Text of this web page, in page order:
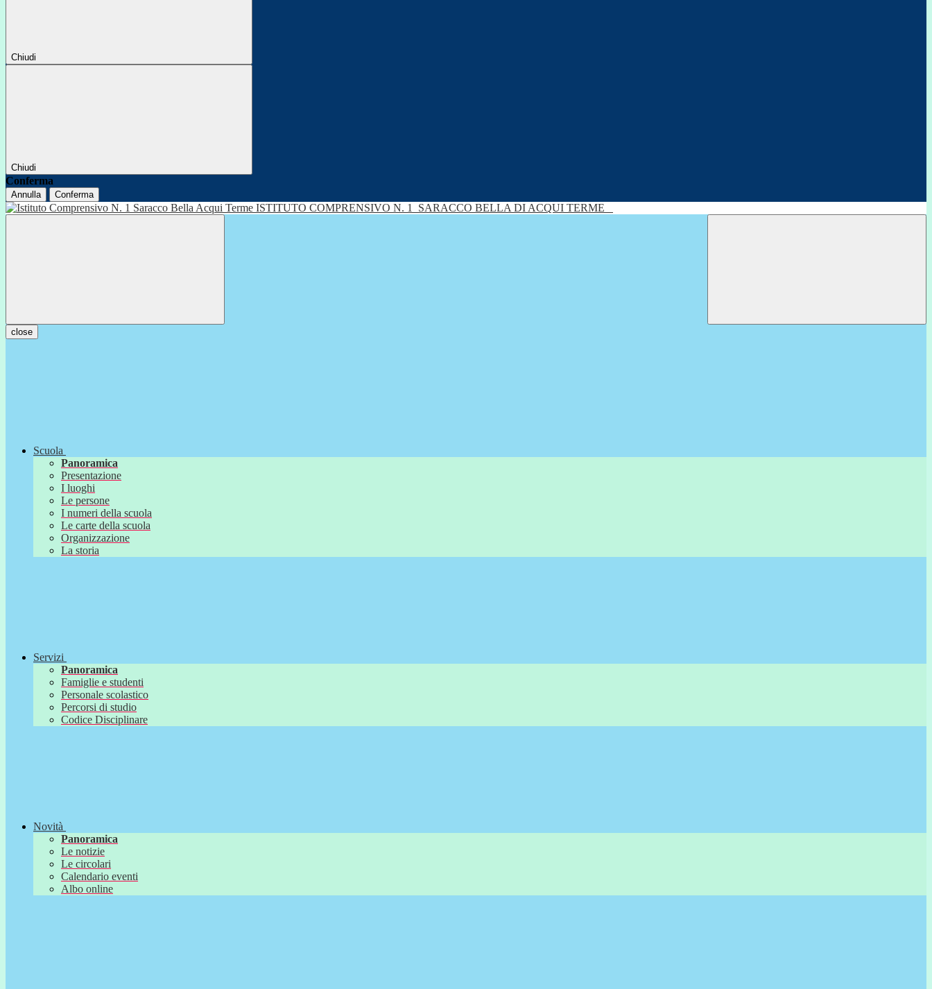
Chiudi
Chiudi
Conferma
Annulla Conferma
ISTITUTO COMPRENSIVO N. 1 SARACCO BELLA DI ACQUI TERME
close
Scuola
Panoramica
Presentazione
I luoghi
Le persone
I numeri della scuola
Le carte della scuola
Organizzazione
La storia
Servizi
Panoramica
Famiglie e studenti
Personale scolastico
Percorsi di studio
Codice Disciplinare
Novità
Panoramica
Le notizie
Le circolari
Calendario eventi
Albo online